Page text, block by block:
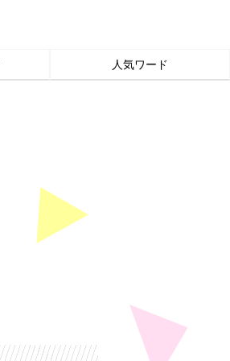
人気ワード